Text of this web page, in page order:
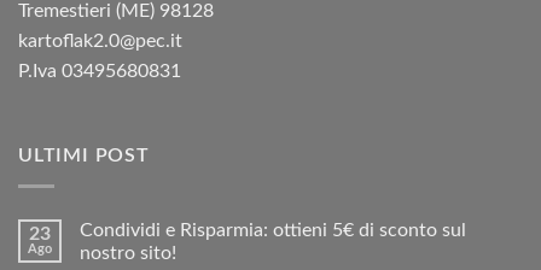
Tremestieri (ME) 98128
kartoflak2.0@pec.it
P.Iva 03495680831
ULTIMI POST
23
Ago
Condividi e Risparmia: ottieni 5€ di sconto sul
nostro sito!